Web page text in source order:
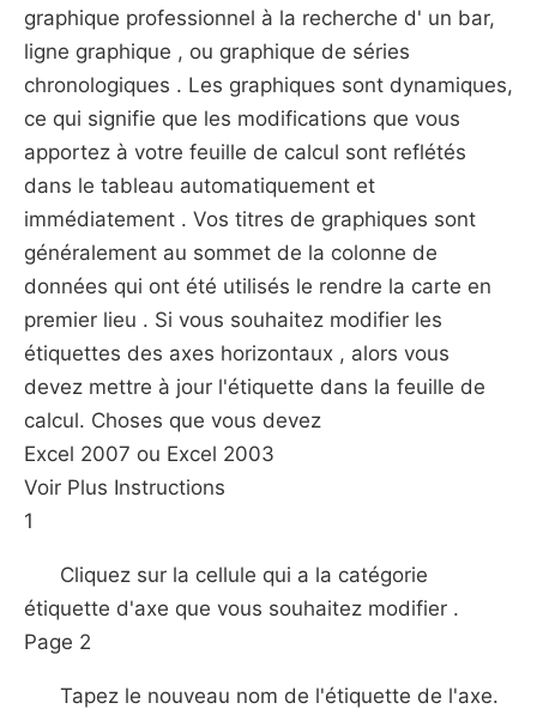
graphique professionnel à la recherche d' un bar,
ligne graphique , ou graphique de séries
chronologiques . Les graphiques sont dynamiques,
ce qui signifie que les modifications que vous
apportez à votre feuille de calcul sont reflétés
dans le tableau automatiquement et
immédiatement . Vos titres de graphiques sont
généralement au sommet de la colonne de
données qui ont été utilisés le rendre la carte en
premier lieu . Si vous souhaitez modifier les
étiquettes des axes horizontaux , alors vous
devez mettre à jour l'étiquette dans la feuille de
calcul. Choses que vous devez
Excel 2007 ou Excel 2003
Voir Plus Instructions
1
Cliquez sur la cellule qui a la catégorie
étiquette d'axe que vous souhaitez modifier .
Page 2
Tapez le nouveau nom de l'étiquette de l'axe.